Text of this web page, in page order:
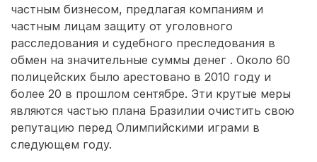
частным бизнесом, предлагая компаниям и
частным лицам защиту от уголовного
расследования и судебного преследования в
обмен на значительные суммы денег . Около 60
полицейских было арестовано в 2010 году и
более 20 в прошлом сентябре. Эти крутые меры
являются частью плана Бразилии очистить свою
репутацию перед Олимпийскими играми в
следующем году.